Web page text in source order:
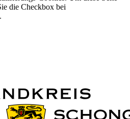
die Checkbox bei